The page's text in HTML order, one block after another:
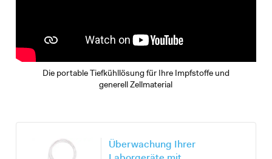
Die portable Tiefkühllösung für Ihre Impfstoffe und
generell Zellmaterial
Überwachung Ihrer